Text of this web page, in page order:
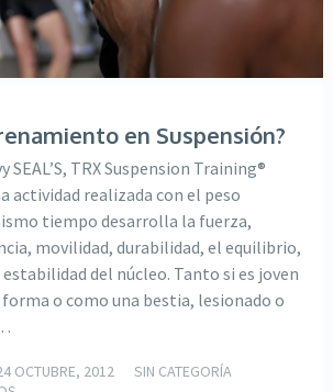
en Suspensión?
SEAL’S, TRX Suspension Training®
actividad realizada con el peso
tiempo desarrolla la fuerza,
movilidad, durabilidad, el equilibrio,
del núcleo. Tanto si es joven
o como una bestia, lesionado o
OCTUBRE, 2012
SIN CATEGORÍA